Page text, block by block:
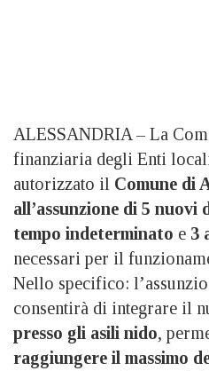
ALESSANDRIA – La
finanziaria degli Enti
autorizzato il Comune di
all’assunzione di 5 nuovi
tempo indeterminato e 3
necessari per il
Nello specifico:
consentirà di integrare il
presso gli asili nido,
raggiungere il massimo